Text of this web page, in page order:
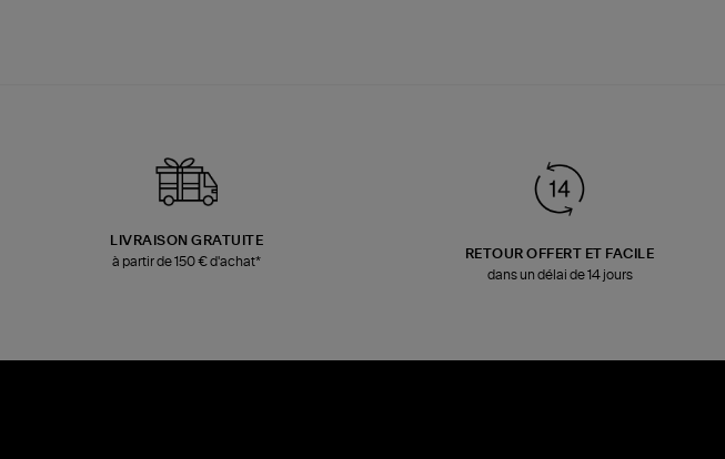
LIVRAISON GRATUITE
à partir de 150 € d'achat*
RETOUR OFFERT ET FACILE
dans un délai de 14 jours